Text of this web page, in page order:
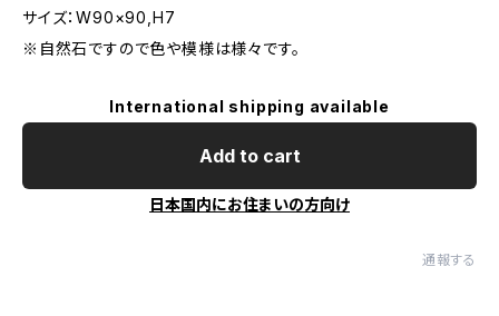
サイズ：W90×90,H7
※自然石ですので色や模様は様々です。
International shipping available
Add to cart
日本国内にお住まいの方向け
通報する